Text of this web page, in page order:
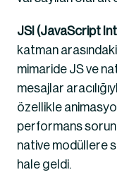
JSI (JavaScript
katman
mimaride JS ve
mesajlar
özellikle
performans
native modüllere
hale geldi.